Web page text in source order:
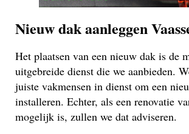
Nieuw dak aanleggen
Het plaatsen van een nieuw dak is de
uitgebreide dienst die we aanbieden.
juiste vakmensen in dienst om een
installeren. Echter, als een renovatie
mogelijk is, zullen we dat adviseren.